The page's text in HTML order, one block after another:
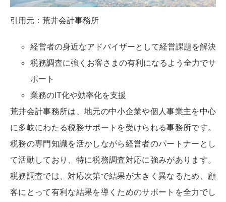
引用元： 荒井会計事務所
経営者の身近なアドバイザーとして経営課題を解決
税務調査に強くお客さまの有利になるよう全力でサ
ポート
業務のIT化や効率化を支援
荒井会計事務所は、地元の中小企業や個人事業主を中心
に多岐にわたる税務サポートを受けられる事務所です。
税務の専門知識を活かしながら経営者のパートナーとし
て活動しており、特に税務調査対応に強みがあります。
税務調査では、対応次第で結果が大きく異なるため、顧
客にとって有利な結果を導くためのサポートを全力でし